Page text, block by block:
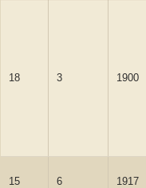
18 3 1900
15 6 1917